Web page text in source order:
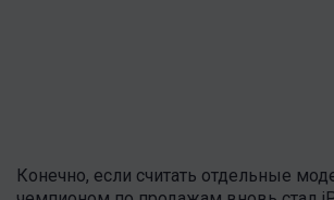
Конечно, если считать отдельные